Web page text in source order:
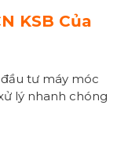
KSB Của
tư máy móc
lý nhanh chóng